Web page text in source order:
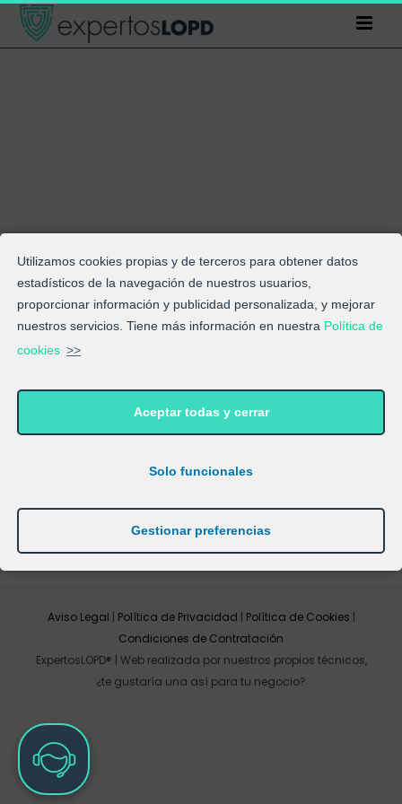
Utilizamos cookies propias y de terceros para obtener datos
estadísticos de la navegación de nuestros usuarios,
proporcionar información y publicidad personalizada, y mejorar
nuestros servicios. Tiene más información en nuestra Política de
cookies >>
Aceptar todas y cerrar
Solo funcionales
Gestionar preferencias
Saltar
Aviso Legal | Política de Privacidad | Política de Cookies |
Condiciones de Contratación
ExpertosLOPD® | Web realizada por nuestros propios técnicos,
¿te gustaría una así para tu negocio?